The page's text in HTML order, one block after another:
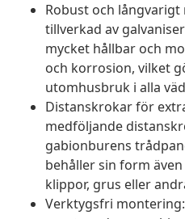
Robust och
tillverkad av
mycket hållbar och
och korrosion, vilket
utomhusbruk i alla
Distanskrokar för
medföljande
gabionburens
behåller sin form
klippor, grus eller
Verktygsfri